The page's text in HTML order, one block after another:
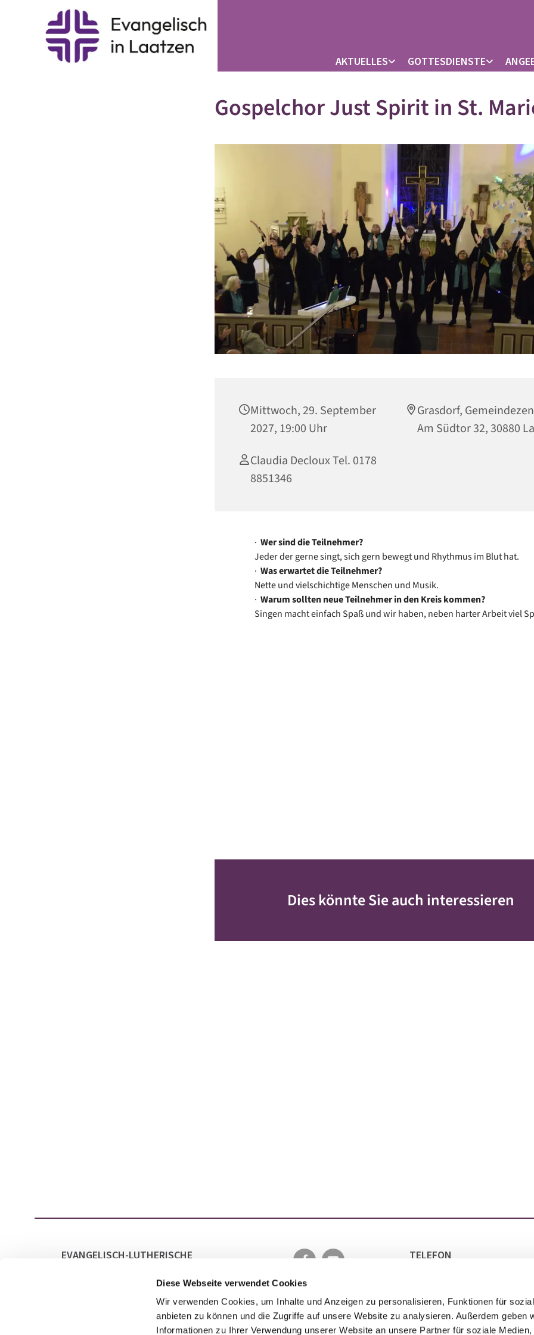
Diese Webseite verwendet Cookies
Wir verwenden Cookies, um Inhalte und Anzeigen zu personalisieren, Funktionen für
anbieten zu können und die Zugriffe auf unsere Website zu analysieren. Außerdem geben
Informationen zu Ihrer Verwendung unserer Website an unsere Partner für soziale Medien,
AKTUELLES GOTTESDIENSTE
Gospelchor Just Spirit in St.
Mittwoch, 29. September
2027, 19:00 Uhr
Grasdorf,
Am Südtor 32, 30880
Claudia Decloux Tel. 0178
8851346
· Wer sind die Teilnehmer?
Jeder der gerne singt, sich gern bewegt und Rhythmus im Blut hat.
· Was erwartet die Teilnehmer?
Nette und vielschichtige Menschen und Musik.
· Warum sollten neue Teilnehmer in den Kreis kommen?
Singen macht einfach Spaß und wir haben, neben harter Arbeit viel
Dies könnte Sie auch interessieren
EVANGELISCH-LUTHERISCHE
TELEFON